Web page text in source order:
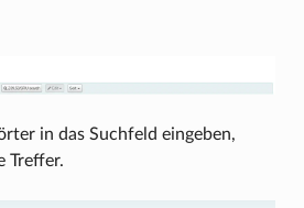
in das Suchfeld eingeben,
Treffer.